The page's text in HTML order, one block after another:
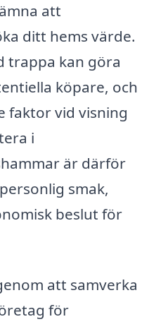
att
ditt hems värde.
trappa kan göra
köpare, och
faktor vid visning
i
är därför
smak,
beslut för
att samverka
för